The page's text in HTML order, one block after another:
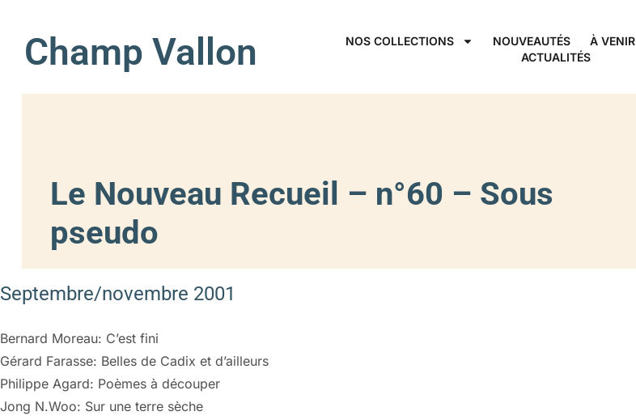
Champ Vallon NOS COLLECTIONS NOUVEAUTÉS À VENIR
ACTUALITÉS
Le Nouveau Recueil – n°60 – Sous
pseudo
Septembre/novembre 2001
Bernard Moreau: C’est fini
Gérard Farasse: Belles de Cadix et d’ailleurs
Philippe Agard: Poèmes à découper
Jong N.Woo: Sur une terre sèche